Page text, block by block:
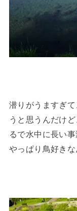
潜りがうますぎ
うと思うんだけ
るで水中に長い
やっぱり鳥好き